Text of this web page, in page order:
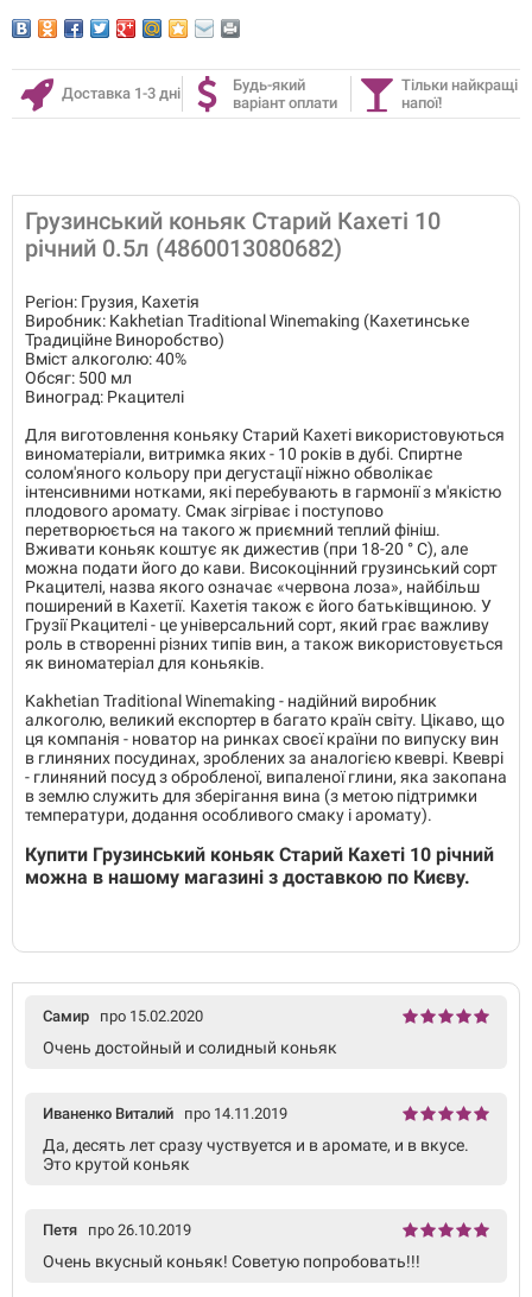
Доставка 1-3 дні
Будь-який
варіант оплати
Тільки найкращі
напої!
Грузинський коньяк Старий Кахеті 10
річний 0.5л (4860013080682)
Регіон: Грузия, Кахетія
Виробник: Kakhetian Traditional Winemaking (Кахетинське
Традиційне Виноробство)
Вміст алкоголю: 40%
Обсяг: 500 мл
Виноград: Ркацителі
Для виготовлення коньяку Старий Кахеті використовуються
виноматеріали, витримка яких - 10 років в дубі. Спиртне
солом'яного кольору при дегустації ніжно обволікає
інтенсивними нотками, які перебувають в гармонії з м'якістю
плодового аромату. Смак зігріває і поступово
перетворюється на такого ж приємний теплий фініш.
Вживати коньяк коштує як дижестив (при 18-20 ° С), але
можна подати його до кави. Високоцінний грузинський сорт
Ркацителі, назва якого означає «червона лоза», найбільш
поширений в Кахетії. Кахетія також є його батьківщиною. У
Грузії Ркацителі - це універсальний сорт, який грає важливу
роль в створенні різних типів вин, а також використовується
як виноматеріал для коньяків.
Kakhetian Traditional Winemaking - надійний виробник
алкоголю, великий експортер в багато країн світу. Цікаво, що
ця компанія - новатор на ринках своєї країни по випуску вин
в глиняних посудинах, зроблених за аналогією квеврі. Квеврі
- глиняний посуд з обробленої, випаленої глини, яка закопана
в землю служить для зберігання вина (з метою підтримки
температури, додання особливого смаку і аромату).
Купити Грузинський коньяк Старий Кахеті 10 річний
можна в нашому магазині з доставкою по Києву.
Самир про 15.02.2020
Очень достойный и солидный коньяк
Иваненко Виталий про 14.11.2019
Да, десять лет сразу чуствуется и в аромате, и в вкусе.
Это крутой коньяк
Петя про 26.10.2019
Очень вкусный коньяк! Советую попробовать!!!